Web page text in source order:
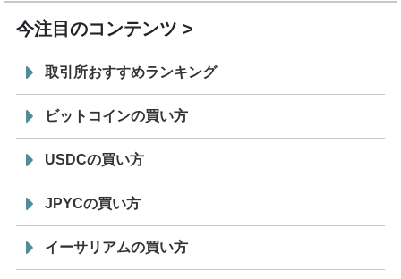
今注目のコンテンツ
取引所おすすめランキング
ビットコインの買い方
USDCの買い方
JPYCの買い方
イーサリアムの買い方